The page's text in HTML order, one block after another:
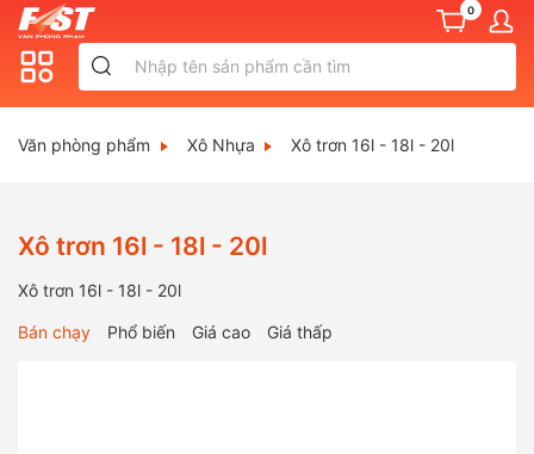
0
Văn phòng phẩm Xô Nhựa Xô trơn 16l - 18l - 20l
Xô trơn 16l - 18l - 20l
Xô trơn 16l - 18l - 20l
Bán chạy Phổ biến Giá cao Giá thấp